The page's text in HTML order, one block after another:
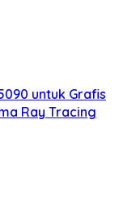
untuk Grafis
Ray Tracing